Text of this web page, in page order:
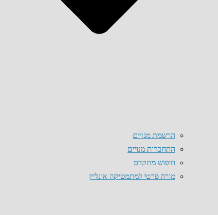
הרשמת מנויים
התחברות מנויים
חיפוש מתקדם
מורה פרטי למתמטיקה אונליין